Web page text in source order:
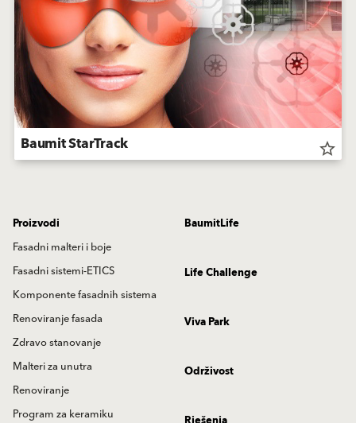
Baumit StarTrack star_border
Proizvodi
Fasadni malteri i boje
Fasadni sistemi-ETICS
Komponente fasadnih sistema
Renoviranje fasada
Zdravo stanovanje
Malteri za unutra
Renoviranje
Program za keramiku
BaumitLife
Life Challenge
Viva Park
Održivost